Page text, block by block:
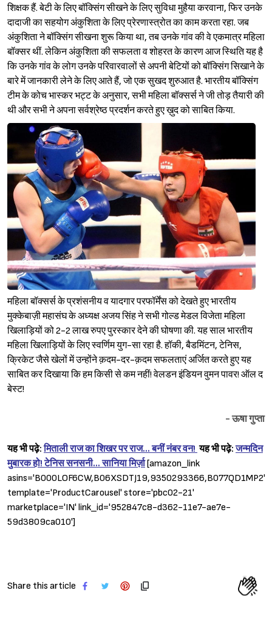
Sign in
शिक्षक हैं. बेटी के लिए बॉक्सिंग सीखने के लिए सुविधा मुहैया करवाना, फिर उनके
दादाजी का सहयोग अंकुशिता के लिए प्रेरणास्त्रोत का काम करता रहा. जब
अंकुशिता ने बॉक्सिंग सीखना शुरू किया था, तब उनके गांव की वे एकमात्र महिला
बॉक्सर थीं. लेकिन अंकुशिता की सफलता व शोहरत के कारण आज स्थिति यह है
कि उनके गांव के लोग उनके परिवारवालों से अपनी बेटियों को बॉक्सिंग सिखाने के
बारे में जानकारी लेने के लिए आते हैं, जो एक सुखद शुरुआत है. भारतीय बॉक्सिंग
टीम के कोच भास्कर भट्ट के अनुसार, सभी महिला बॉक्सर्स ने जी तोड़ तैयारी की
थी और सभी ने अपना सर्वश्रेष्ठ प्रदर्शन करते हुए ख़ुद को साबित किया.
महिला बॉक्सर्स के प्रशंसनीय व यादगार परफॉर्मेंस को देखते हुए भारतीय
मुक्केबाज़ी महासंघ के अध्यक्ष अजय सिंह ने सभी गोल्ड मेडल विजेता महिला
खिलाड़ियों को 2-2 लाख रुपए पुरस्कार देने की घोषणा की. यह साल भारतीय
महिला खिलाड़ियों के लिए स्वर्णिम युग-सा रहा है. हॉकी, बैडमिंटन, टेनिस,
क्रिकेट जैसे खेलों में उन्होंने क़दम-दर-क़दम सफलताएं अर्जित करते हुए यह
साबित कर दिखाया कि हम किसी से कम नहीं! वेलडन इंडियन वुमन पावर! ऑल द
बेस्ट!
- ऊषा गुप्ता
यह भी पढ़े:मिताली राज का शिखर पर राज… बनीं नंबर वन! यह भी पढ़े:जन्मदिन
मुबारक हो! टेनिस सनसनी… सानिया मिर्ज़ा[amazon_link
asins='B000LOF6CW,B06XSDTJ19,9350293366,B077QD1MP2'
template='ProductCarousel' store='pbc02-21'
marketplace='IN' link_id='952847c8-d362-11e7-ae7e-
59d3809ca010']
Share this article